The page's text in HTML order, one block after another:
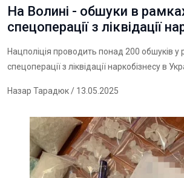
На Волині - обшуки в
спецоперації з ліквідації
Нацполіція проводить понад 200 обшуків у
спецоперації з ліквідації наркобізнесу в
Назар Тарадюк/ 13.05.2025